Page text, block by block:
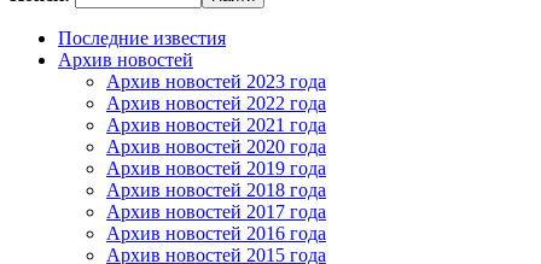
Последние известия
Архив новостей
Архив новостей 2023 года
Архив новостей 2022 года
Архив новостей 2021 года
Архив новостей 2020 года
Архив новостей 2019 года
Архив новостей 2018 года
Архив новостей 2017 года
Архив новостей 2016 года
Архив новостей 2015 года